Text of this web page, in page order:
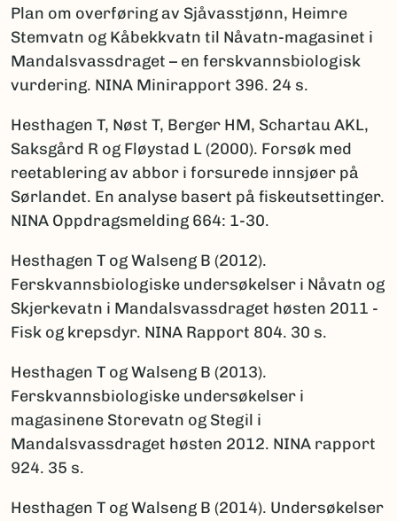
Plan om overføring av Sjåvasstjønn, Heimre
Stemvatn og Kåbekkvatn til Nåvatn-magasinet i
Mandalsvassdraget – en ferskvannsbiologisk
vurdering. NINA Minirapport 396. 24 s.
Hesthagen T, Nøst T, Berger HM, Schartau AKL,
Saksgård R og Fløystad L (2000). Forsøk med
reetablering av abbor i forsurede innsjøer på
Sørlandet. En analyse basert på fiskeutsettinger.
NINA Oppdragsmelding 664: 1-30.
Hesthagen T og Walseng B (2012).
Ferskvannsbiologiske undersøkelser i Nåvatn og
Skjerkevatn i Mandalsvassdraget høsten 2011 -
Fisk og krepsdyr. NINA Rapport 804. 30 s.
Hesthagen T og Walseng B (2013).
Ferskvannsbiologiske undersøkelser i
magasinene Storevatn og Stegil i
Mandalsvassdraget høsten 2012. NINA rapport
924. 35 s.
Hesthagen T og Walseng B (2014). Undersøkelser